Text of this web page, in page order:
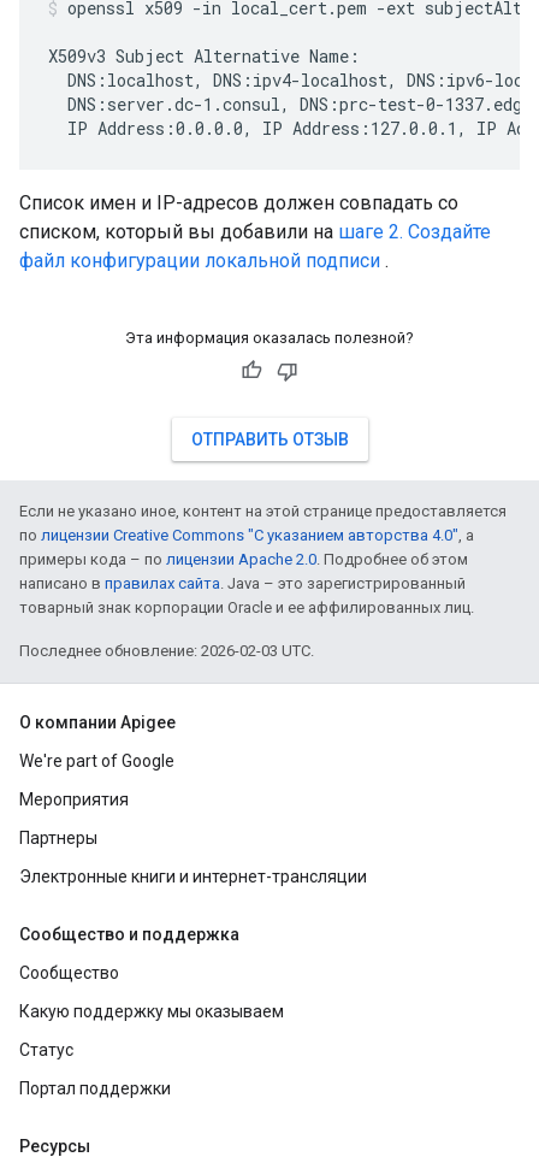
openssl x509 -in local_cert.pem -ext
X509v3 Subject Alternative Name:
DNS:localhost, DNS:ipv4-localhost, DNS:ipv6-
DNS:server.dc-1.consul, DNS:prc-test-0-
IP Address:0.0.0.0, IP Address:127.0.0.1, IP
Список имен и IP-адресов должен совпадать со
списком, который вы добавили на шаге 2. Создайте
файл конфигурации локальной подписи .
Эта информация оказалась полезной?
ОТПРАВИТЬ ОТЗЫВ
Если не указано иное, контент на этой странице предоставляется
по лицензии Creative Commons "С указанием авторства 4.0", а
примеры кода – по лицензии Apache 2.0. Подробнее об этом
написано в правилах сайта. Java – это зарегистрированный
товарный знак корпорации Oracle и ее аффилированных лиц.
Последнее обновление: 2026-02-03 UTC.
О компании Apigee
We're part of Google
Мероприятия
Партнеры
Электронные книги и интернет-трансляции
Сообщество и поддержка
Сообщество
Какую поддержку мы оказываем
Статус
Портал поддержки
Ресурсы